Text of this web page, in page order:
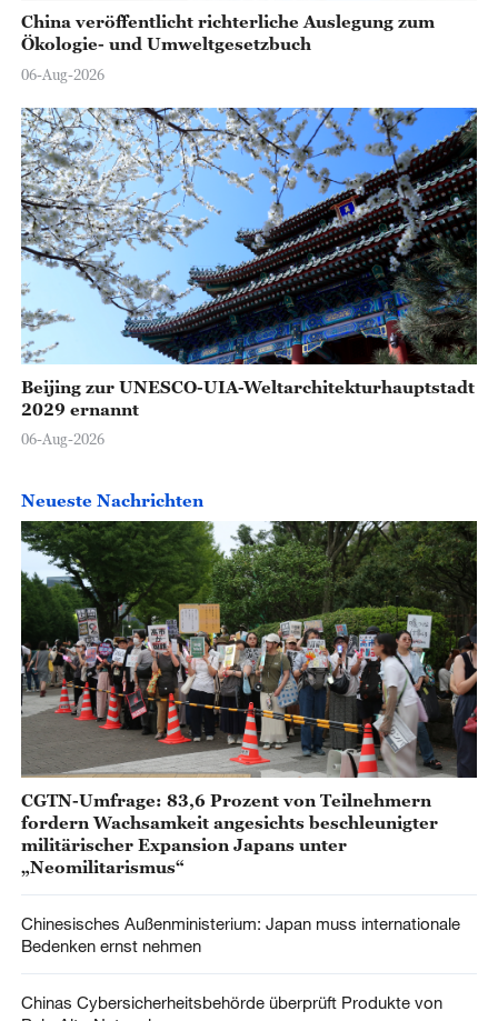
China veröffentlicht richterliche Auslegung zum
Ökologie- und Umweltgesetzbuch
06-Aug-2026
Beijing zur UNESCO-UIA-Weltarchitekturhauptstadt
2029 ernannt
06-Aug-2026
Neueste Nachrichten
CGTN-Umfrage: 83,6 Prozent von Teilnehmern
fordern Wachsamkeit angesichts beschleunigter
militärischer Expansion Japans unter
„Neomilitarismus“
Chinesisches Außenministerium: Japan muss internationale
Bedenken ernst nehmen
Chinas Cybersicherheitsbehörde überprüft Produkte von